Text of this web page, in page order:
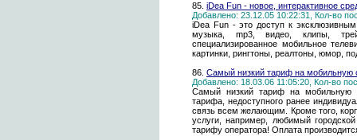
85. iDea Fun - новое, интерактивное
Добавлено: 23.12.05 10:22:31, Кол-во
iDea Fun - это доступ к
музыка, mp3, видео, клипы,
специализированное мобильное
картинки, рингтоны, реалтоны, юмор,
86. Самый низкий тариф на мобильную
Добавлено: 18.03.06 11:05:20, Кол-во
Самый низкий тариф на мобильную
тарифа, недоступного ранее
связь всем желающим. Кроме того,
услуги, например, любимый
тарифу оператора! Оплата